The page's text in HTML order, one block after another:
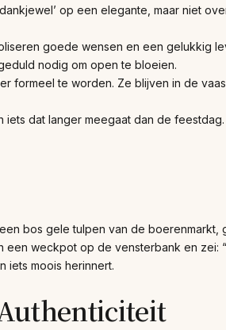
op een elegante, maar niet
goede wensen en een gelukkig
nodig om open te bloeien.
formeel te worden. Ze blijven in de
iets dat langer meegaat dan de
bos gele tulpen van de
weckpot op de vensterbank en zei:
iets moois herinnert.